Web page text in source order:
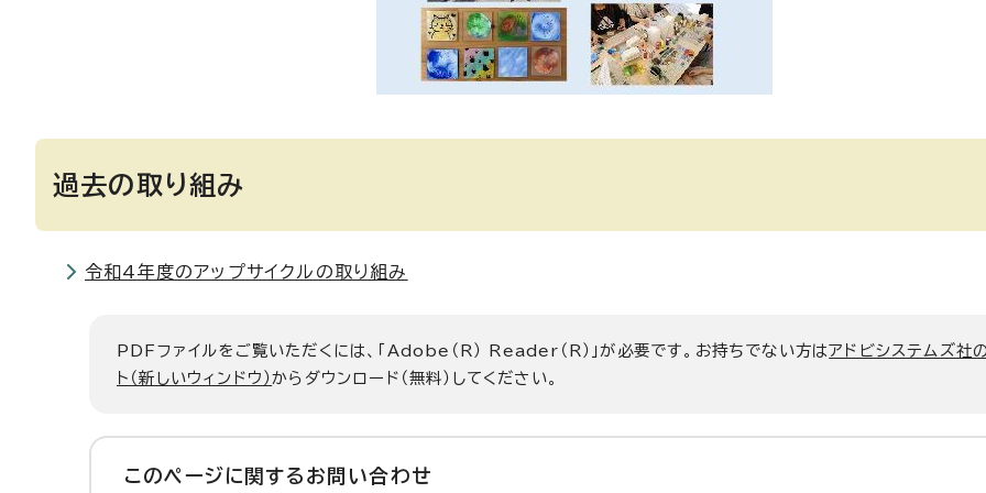
過去の取り組み
令和4年度のアップサイクルの取り組み
PDFファイルをご覧いただくには、「Adobe（R） Reader（R）」が必要です。お持ちでない方はアドビシステムズ社
ト（新しいウィンドウ）からダウンロード（無料）してください。
このページに関する お問い合わせ